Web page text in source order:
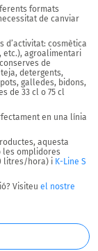
formats
de canviar
d’activitat: cosmètica
etc.), agroalimentari
de
detergents,
galledes, bidons,
de 33 cl o 75 cl
en una línia
aquesta
les omplidores
litres/hora) i K-Line S
Visiteu el nostre